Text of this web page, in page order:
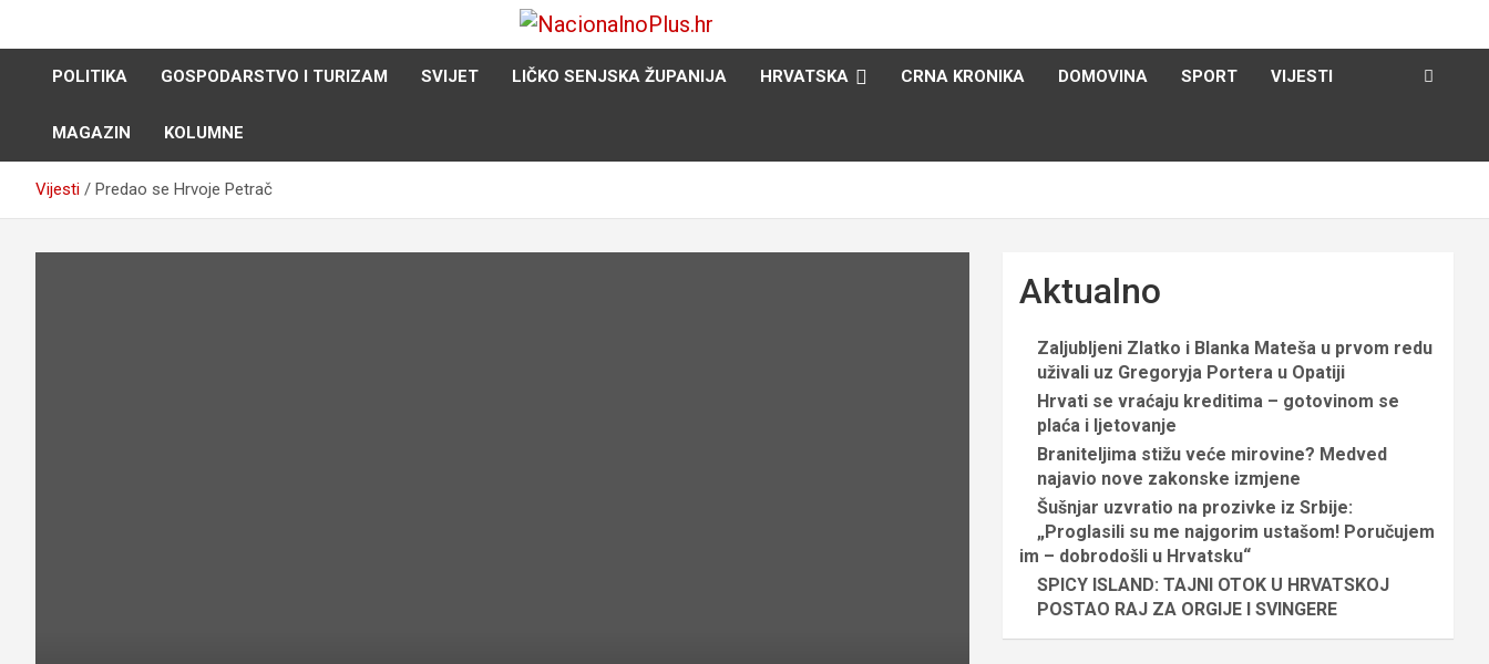
NacionalnoPlus.hr
Nacija želi znati više
POLITIKA
GOSPODARSTVO I TURIZAM SVIJET LIČKO SENJSKA ŽUPANIJA HRVATSKA CRNA KRONIKA DOMOVINA SPORT VIJESTI
MAGAZIN KOLUMNE
Vijesti Predao se Hrvoje Petrač
Aktualno
Zaljubljeni Zlatko i Blanka Mateša u prvom redu
uživali uz Gregoryja Portera u Opatiji
Hrvati se vraćaju kreditima – gotovinom se
plaća i ljetovanje
Braniteljima stižu veće mirovine? Medved
najavio nove zakonske izmjene
Šušnjar uzvratio na prozivke iz Srbije:
„Proglasili su me najgorim ustašom! Poručujem
im – dobrodošli u Hrvatsku“
SPICY ISLAND: TAJNI OTOK U HRVATSKOJ
POSTAO RAJ ZA ORGIJE I SVINGERE